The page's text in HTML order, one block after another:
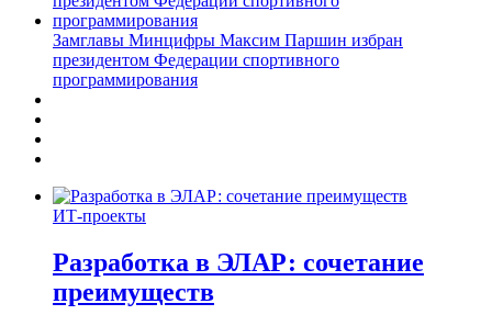
Замглавы Минцифры Максим Паршин избран
президентом Федерации спортивного
программирования
ИТ-проекты
Разработка в ЭЛАР: сочетание
преимуществ